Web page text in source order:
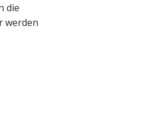
die
werden